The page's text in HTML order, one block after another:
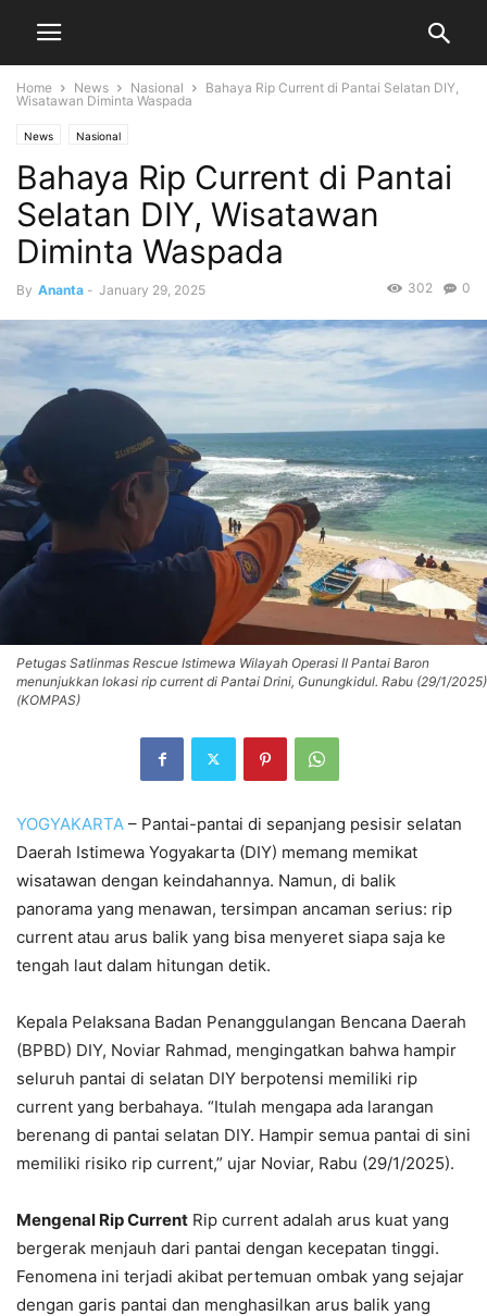
Home News Nasional
Bahaya Rip Current di Pantai Selatan DIY,
Wisatawan Diminta Waspada
News Nasional
Bahaya Rip Current di Pantai
Selatan DIY, Wisatawan
Diminta Waspada
By Ananta - January 29, 2025 0
302
Petugas Satlinmas Rescue Istimewa Wilayah Operasi II Pantai Baron
menunjukkan lokasi rip current di Pantai Drini, Gunungkidul. Rabu (29/1/2025)
(KOMPAS)
YOGYAKARTA – Pantai-pantai di sepanjang pesisir selatan
Daerah Istimewa Yogyakarta (DIY) memang memikat
wisatawan dengan keindahannya. Namun, di balik
panorama yang menawan, tersimpan ancaman serius: rip
current atau arus balik yang bisa menyeret siapa saja ke
tengah laut dalam hitungan detik.
Kepala Pelaksana Badan Penanggulangan Bencana Daerah
(BPBD) DIY, Noviar Rahmad, mengingatkan bahwa hampir
seluruh pantai di selatan DIY berpotensi memiliki rip
current yang berbahaya. “Itulah mengapa ada larangan
berenang di pantai selatan DIY. Hampir semua pantai di sini
memiliki risiko rip current,” ujar Noviar, Rabu (29/1/2025).
Mengenal Rip Current Rip current adalah arus kuat yang
bergerak menjauh dari pantai dengan kecepatan tinggi.
Fenomena ini terjadi akibat pertemuan ombak yang sejajar
dengan garis pantai dan menghasilkan arus balik yang